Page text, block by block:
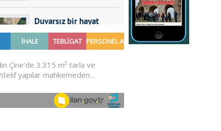
Duvarsız bir hayat
Furkan SARICA
GÜNDEMDE NELER
OLMALI?